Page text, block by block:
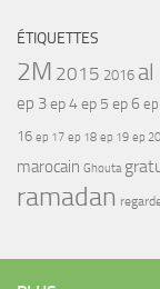
ÉTIQUETTES
2M 2015 2016 al
ep 3ep 4ep 5 ep 6
16 ep 17 ep 18 ep 19 ep 20
marocain Ghouta
ramadan